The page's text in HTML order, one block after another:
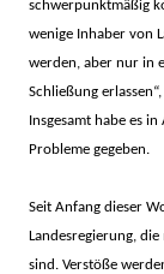
schwerpunktmäßig
wenige Inhaber von
werden, aber nur in
Schließung
Insgesamt habe es
Probleme gegeben.
Seit Anfang dieser
Landesregierung,
sind. Verstöße